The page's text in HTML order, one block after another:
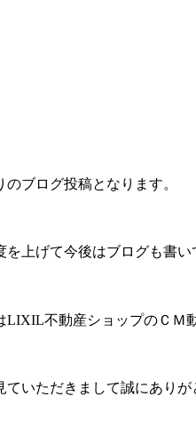
のブログ投稿となります。
を上げて今後はブログも書
LIXIL不動産ショップのＣＭ
ていただきまして誠にありが